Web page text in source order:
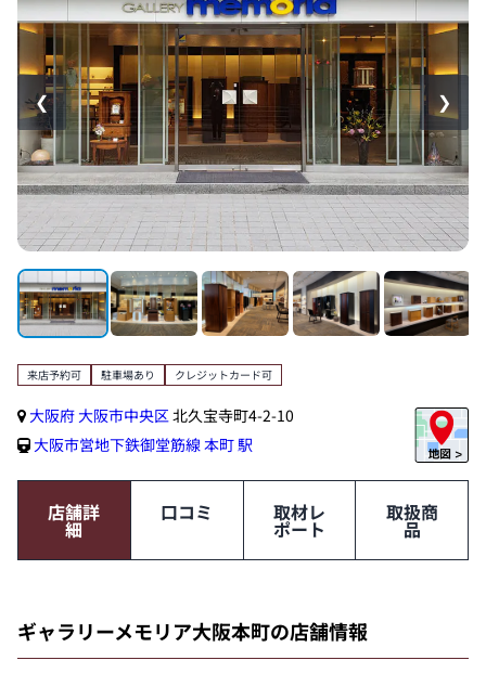
❮ ❯
来店予約可 駐車場あり クレジットカード可
大阪府 大阪市中央区北久宝寺町4-2-10
大阪市営地下鉄御堂筋線本町 駅
店舗詳
細
口コミ 取材レ
ポート
取扱商
品
ギャラリーメモリア大阪本町の店舗情報